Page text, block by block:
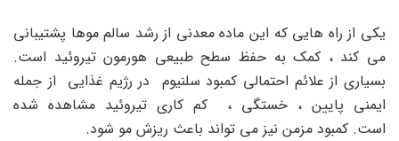
یکی از راه هایی که این ماده معدنی از رشد سالم موها پشتیبانی
می کند ، کمک به حفظ سطح طبیعی هورمون تیروئید است.
بسیاری از علائم احتمالی کمبود سلنیوم در رژیم غذایی از جمله
ایمنی پایین ، خستگی ، کم کاری تیروئید مشاهده شده
است. کمبود مزمن نیز می تواند باعث ریزش مو شود.